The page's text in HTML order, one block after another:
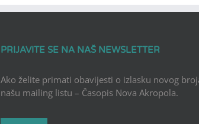
PRIJAVITE SE NA NAŠ NEWSLETTER
Ako želite primati obavijesti o izlasku novog
našu mailing listu – Časopis Nova Akropola.